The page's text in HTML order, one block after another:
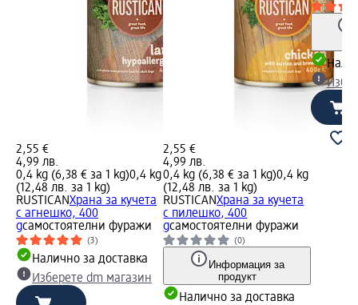
2,55 €
4,99 лв.
0,4 kg (6,38 € за 1 kg)0,4 kg
(12,48 лв. за 1 kg)
RUSTICANХрана за кучета
с агнешко, 400
gсамостоятелни фуражи
(3)
Налично за доставка
Изберете dm магазин
2,55 €
4,99 лв.
0,4 kg (6,38 € за 1 kg)0,4 kg
(12,48 лв. за 1 kg)
RUSTICANХрана за кучета
с пилешко, 400
gсамостоятелни фуражи
(0)
Информация за
продукт
Налично за доставка